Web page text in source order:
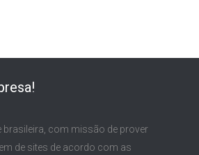
brasileira, com missão de prover
de sites de acordo com as